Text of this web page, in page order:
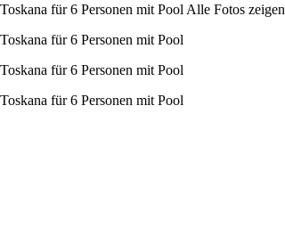
Alle Fotos zeigen